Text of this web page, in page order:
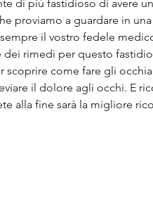
di più fastidioso di avere
proviamo a guardare in
il vostro fedele
dei rimedi per questo
scoprire come fare gli
il dolore agli occhi. E
alla fine sarà la migliore